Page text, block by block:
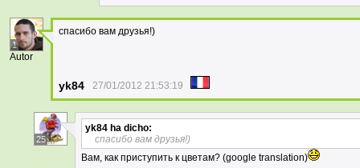
1
Autor
спасибо вам друзья!)
yk84 27/01/2012 21:53:19
25
yk84 ha dicho:
спасибо вам друзья!)
Вам, как приступить к цветам? (google translation)